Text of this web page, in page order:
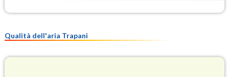
Qualità dell'aria Trapani